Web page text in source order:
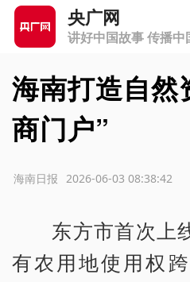
央广网
讲好中国故事 传播中
海南打造自然
商门户”
2026-06-03 08:38:42
海南日报
东方市首次上
有农用地使用权